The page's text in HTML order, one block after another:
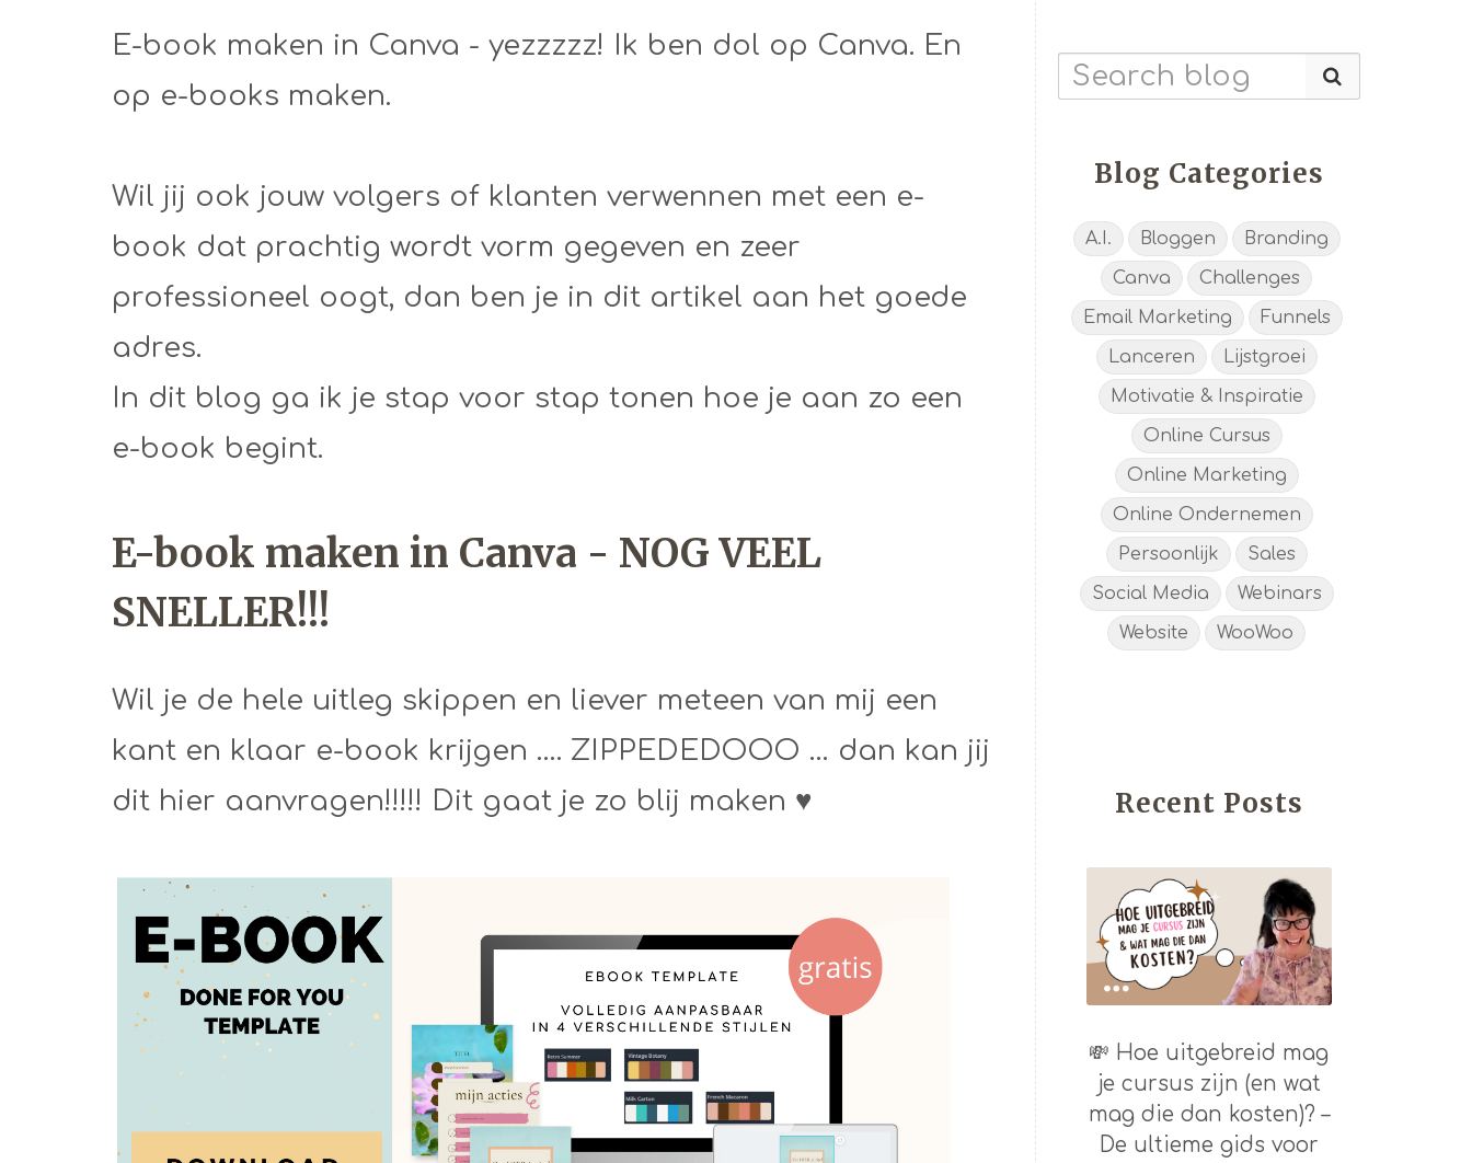
E-book maken in Canva - yezzzzz! Ik ben dol op Canva. En
op e-books maken.
Wil jij ook jouw volgers of klanten verwennen met een e-
book dat prachtig wordt vorm gegeven en zeer
professioneel oogt, dan ben je in dit artikel aan het goede
adres.
In dit blog ga ik je stap voor stap tonen hoe je aan zo een
e-book begint.
E-book maken in Canva - NOG VEEL
SNELLER!!!
Wil je de hele uitleg skippen en liever meteen van mij een
kant en klaar e-book krijgen …. ZIPPEDEDOOO … dan kan jij
dit hier aanvragen!!!!! Dit gaat je zo blij maken ♥
Blog Categories
A.I. Bloggen
Branding
Canva
Challenges
Email Marketing
Funnels
Lanceren
Lijstgroei
Motivatie & Inspiratie
Online Cursus
Online Marketing
Online Ondernemen
Persoonlijk
Sales
Social Media
Webinars
Website
WooWoo
Recent Posts
💸 Hoe uitgebreid mag
je cursus zijn (en wat
mag die dan kosten)? –
De ultieme gids voor